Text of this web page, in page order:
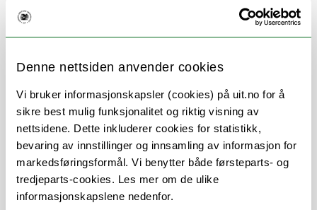
Denne nettsiden anvender cookies
Vi bruker informasjonskapsler (cookies) på uit.no for å
sikre best mulig funksjonalitet og riktig visning av
nettsidene. Dette inkluderer cookies for statistikk,
bevaring av innstillinger og innsamling av informasjon for
markedsføringsformål. Vi benytter både førsteparts- og
tredjeparts-cookies. Les mer om de ulike
informasjonskapslene nedenfor.
Om
Forskning og undervisning
Her finner du meg
Stillingsbeskrivelse
Studierådgiver for Master of Puclic Health
og PhD emnene til Institutt for